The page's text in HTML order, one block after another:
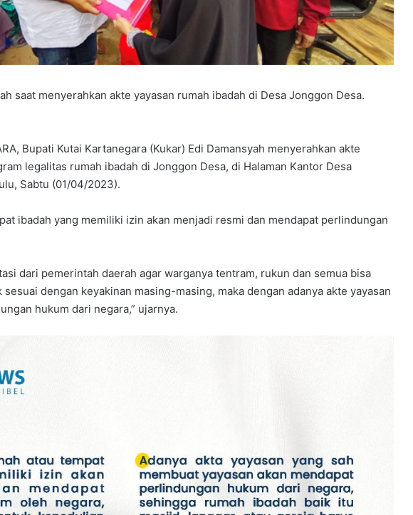
saat menyerahkan akte yayasan rumah ibadah di Desa Jonggon Desa.
Bupati Kutai Kartanegara (Kukar) Edi Damansyah menyerahkan akte
legalitas rumah ibadah di Jonggon Desa, di Halaman Kantor Desa
Sabtu (01/04/2023).
ibadah yang memiliki izin akan menjadi resmi dan mendapat perlindungan
dari pemerintah daerah agar warganya tentram, rukun dan semua bisa
dengan keyakinan masing-masing, maka dengan adanya akte yayasan
hukum dari negara,” ujarnya.